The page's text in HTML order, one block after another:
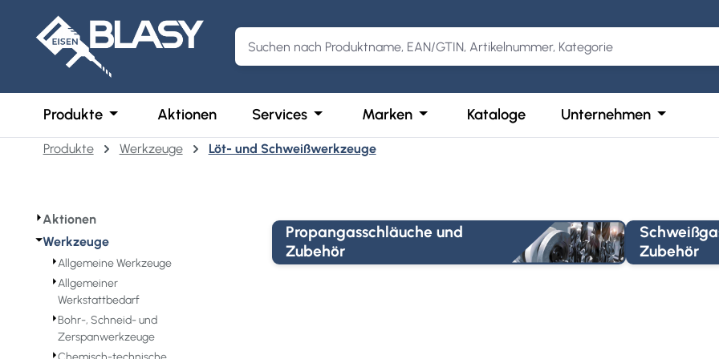
Hauptinhalt springen
Zur Suche springen
Zur Hauptnavigation springen
Produkte Öffne oder Schließe das Dropdown der Kategorie Produkte
Aktionen Services Öffne oder Schließe das Dropdown der Kategorie Services
Marken Öffne oder Schließe das Dropdown der
Kataloge Unternehmen Öffne
Produkte Werkzeuge Löt- und Schweißwerkzeuge
⏵Aktionen
⏷Werkzeuge
⏵Allgemeine Werkzeuge
⏵Allgemeiner
Werkstattbedarf
⏵Bohr-, Schneid- und
Zerspanwerkzeuge
⏵
Propangasschläuche und
Zubehör
Zubehör